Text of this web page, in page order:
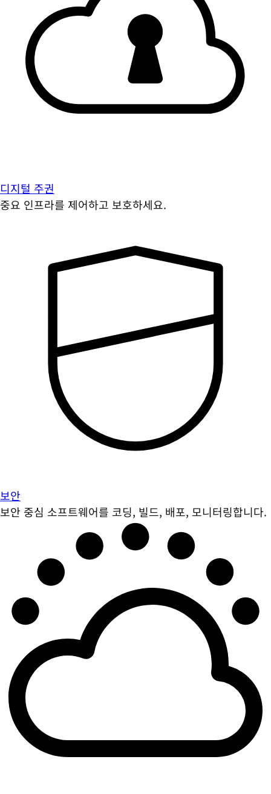
디지털 주권
중요 인프라를 제어하고 보호하세요.
보안
보안 중심 소프트웨어를 코딩, 빌드, 배포, 모니터링합니다.